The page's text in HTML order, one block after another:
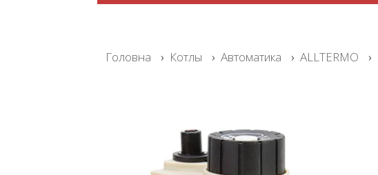
Головна › Котлы › Автоматика › ALLTERMO ›